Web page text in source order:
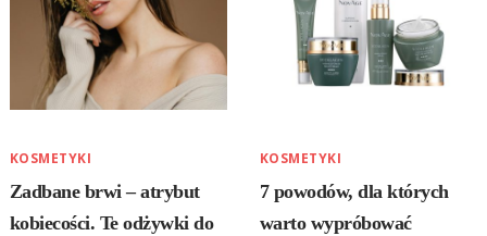
KOSMETYKI
Zadbane brwi – atrybut
kobiecości. Te odżywki do
KOSMETYKI
7 powodów, dla których
warto wypróbować